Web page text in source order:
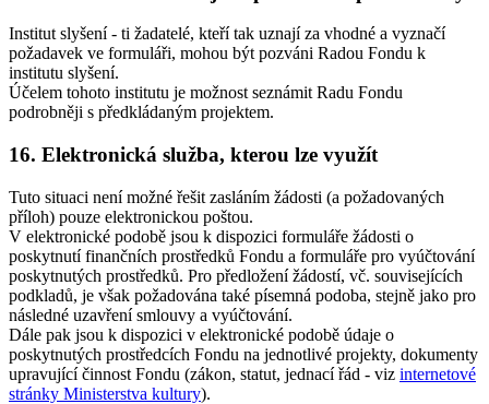
Institut slyšení - ti žadatelé, kteří tak uznají za vhodné a vyznačí
požadavek ve formuláři, mohou být pozváni Radou Fondu k
institutu slyšení.
Účelem tohoto institutu je možnost seznámit Radu Fondu
podrobněji s předkládaným projektem.
16. Elektronická služba, kterou lze využít
Tuto situaci není možné řešit zasláním žádosti (a požadovaných
příloh) pouze elektronickou poštou.
V elektronické podobě jsou k dispozici formuláře žádosti o
poskytnutí finančních prostředků Fondu a formuláře pro vyúčtování
poskytnutých prostředků. Pro předložení žádostí, vč. souvisejících
podkladů, je však požadována také písemná podoba, stejně jako pro
následné uzavření smlouvy a vyúčtování.
Dále pak jsou k dispozici v elektronické podobě údaje o
poskytnutých prostředcích Fondu na jednotlivé projekty, dokumenty
upravující činnost Fondu (zákon, statut, jednací řád - viz internetové
stránky Ministerstva kultury).